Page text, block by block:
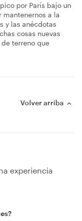
por París bajo un
a la
y las anécdotas
cosas nuevas
terreno que
Volver arriba
experiencia